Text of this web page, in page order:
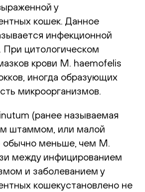
у
кошек. Данное
инфекционной
цитологическом
крови M. haemofelis
иногда образующих
микроорганизмов.
(ранее называемая
штаммом, или малой
меньше, чем M.
между инфицированием
и заболеванием у
кошекустановлено не